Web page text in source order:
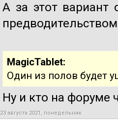
А за этот вариант
MagicTablet:
Один из полов будет
Ну и кто на форуме
23 августа 2021, понедельник